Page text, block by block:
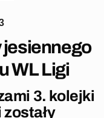
jesiennego
WL Ligi
3. kolejki